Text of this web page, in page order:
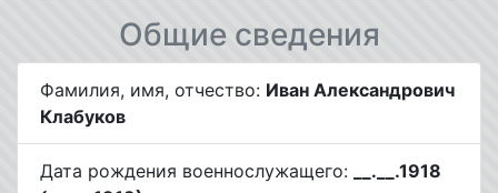
Общие сведения
Фамилия, имя, отчество: Иван Александрович
Клабуков
Дата рождения военнослужащего:
__.__.1918